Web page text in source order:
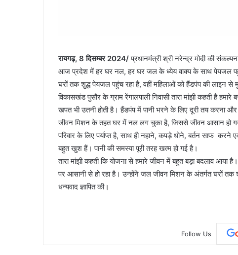
रायगढ़, 8 दिसम्बर 2024/प्रधानमंत्री श्री नरेन्द्र मोदी की
आज प्रदेश में हर घर नल, हर घर जल के ध्येय वाक्य के साथ पेयजल
घरों तक शुद्ध पेयजल पहुंच रहा है, वहीं महिलाओं को हैंडपंप की लाइन से
विकासखंड पुसौर के ग्राम रेंगालपाली निवासी तारा मांझी कहती है
खपत भी उतनी होती है। हैंडपंप में पानी भरने के लिए दूरी तय करना
जीवन मिशन के तहत घर में नल लग चुका है, जिससे जीवन आसान हो
परिवार के लिए पर्याप्त है, साथ ही नहाने, कपड़े धोने, बर्तन साफ
बहुत खुश हैं। पानी की समस्या पूरी तरह खत्म हो गई है।
तारा मांझी कहती कि योजना से हमारे जीवन में बहुत बड़ा बदलाव आया
पर आसानी से हो रहा है। उन्होंने जल जीवन मिशन के अंतर्गत घरों
धन्यवाद ज्ञापित की।
Follow Us